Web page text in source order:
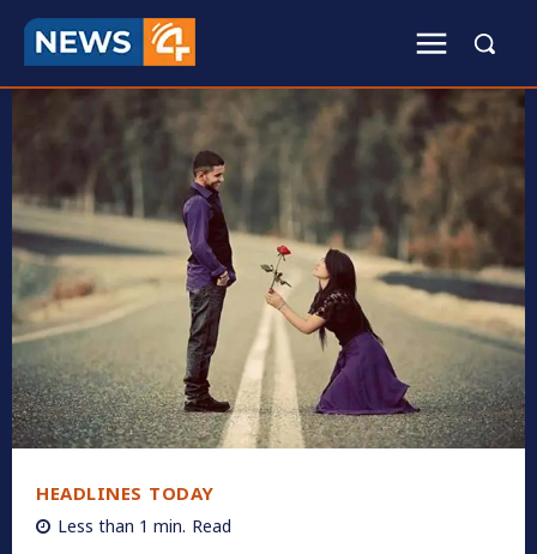
HEADLINES TODAY
Less than 1 min. Read